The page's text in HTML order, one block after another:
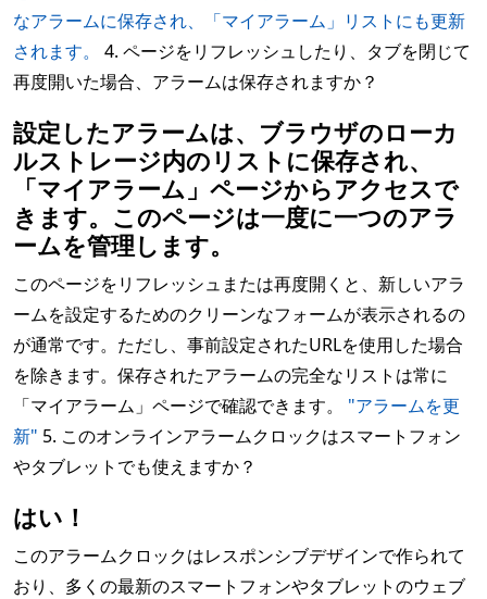
なアラームに保存され、「マイアラーム」リストにも更新
されます。
4. ページをリフレッシュしたり、タブを閉じて
再度開いた場合、アラームは保存されますか？
設定したアラームは、ブラウザのローカ
ルストレージ内のリストに保存され、
「マイアラーム」ページからアクセスで
きます。このページは一度に一つのアラ
ームを管理します。
このページをリフレッシュまたは再度開くと、新しいアラ
ームを設定するためのクリーンなフォームが表示されるの
が通常です。ただし、事前設定されたURLを使用した場合
を除きます。保存されたアラームの完全なリストは常に
「マイアラーム」ページで確認できます。 "アラームを更
新" 5. このオンラインアラームクロックはスマートフォン
やタブレットでも使えますか？
はい！
このアラームクロックはレスポンシブデザインで作られて
おり、多くの最新のスマートフォンやタブレットのウェブ